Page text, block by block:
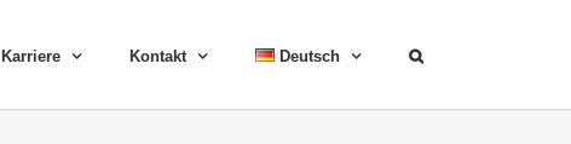
Karriere Kontakt Deutsch